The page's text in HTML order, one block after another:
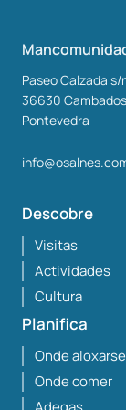
Paseo Calzada s/
36630 Cambados
Pontevedra
Descobre
Visitas
Actividades
Cultura
Planifica
Onde aloxarse
Onde comer